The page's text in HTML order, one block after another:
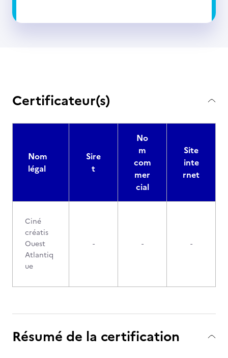
Certificateur(s)
Nom
légal
Sire
t
No
m
com
mer
cial
Site
inte
rnet
Ciné
créatis
Ouest
Atlantiq
ue
- - -
Résumé de la certification